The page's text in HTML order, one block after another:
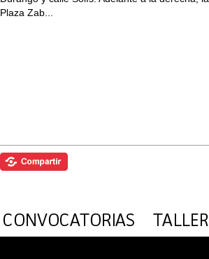
Plaza Zab...